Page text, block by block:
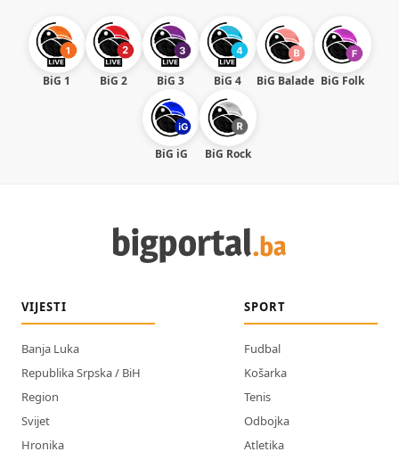
BiG 1 BiG 2 BiG 3 BiG 4 BiG Balade BiG Folk
BiG iG BiG Rock
VIJESTI
Banja Luka
Republika Srpska / BiH
Region
Svijet
Hronika
SPORT
Fudbal
Košarka
Tenis
Odbojka
Atletika